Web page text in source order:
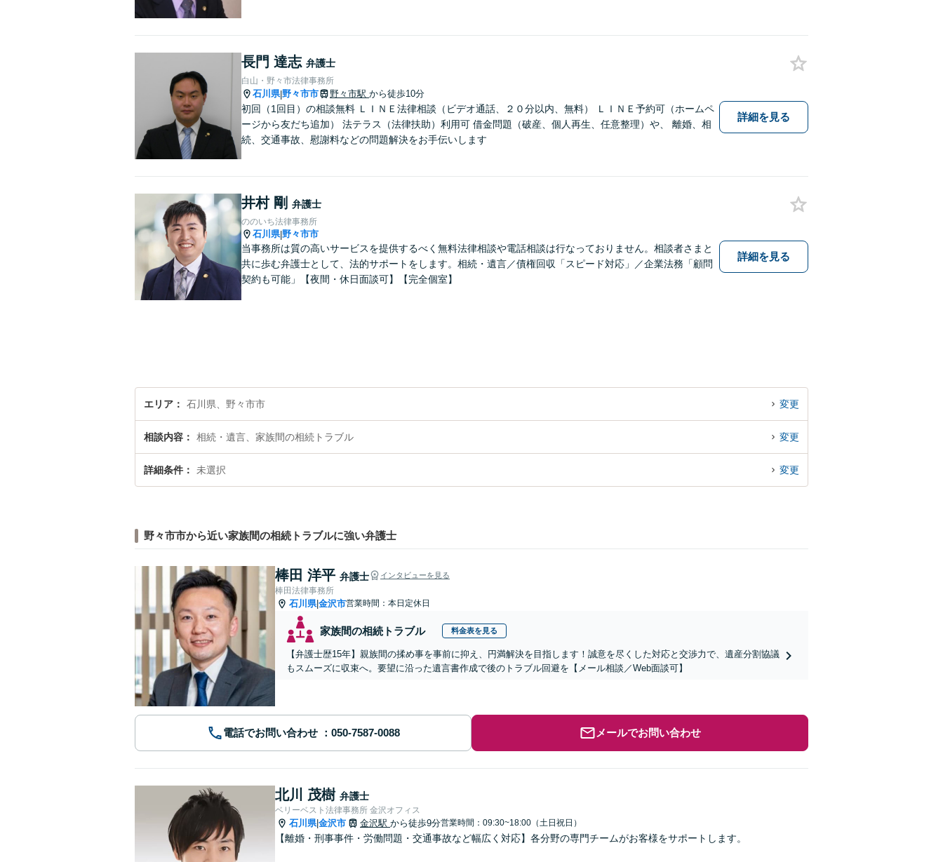
長門 達志 弁護士
白山・野々市法律事務所
石川県|野々市市 野々市駅 から徒歩10分
初回（1回目）の相談無料 ＬＩＮＥ法律相談（ビデオ通話、２０分以内、無料） ＬＩＮＥ予約可（ホームペ
ージから友だち追加） 法テラス（法律扶助）利用可 借金問題（破産、個人再生、任意整理）や、 離婚、相
続、交通事故、慰謝料などの問題解決をお手伝いします
詳細を見る
井村 剛 弁護士
ののいち法律事務所
石川県|野々市市
当事務所は質の高いサービスを提供するべく無料法律相談や電話相談は行なっておりません。相談者さまと
共に歩む弁護士として、法的サポートをします。相続・遺言／債権回収「スピード対応」／企業法務「顧問
契約も可能」【夜間・休日面談可】【完全個室】
詳細を見る
エリア 石川県、野々市市 変更
相談内容 相続・遺言、家族間の相続トラブル 変更
詳細条件 未選択 変更
野々市市から近い家族間の相続トラブルに強い弁護士
棒田 洋平 弁護士 インタビューを見る
棒田法律事務所
石川県|金沢市営業時間：本日定休日
家族間の相続トラブル 料金表を見る
【弁護士歴15年】親族間の揉め事を事前に抑え、円満解決を目指します！誠意を尽くした対応と交渉力で、遺産分割協議
もスムーズに収束へ。要望に沿った遺言書作成で後のトラブル回避を【メール相談／Web面談可】
電話でお問い合わせ メールでお問い合わせ
北川 茂樹 弁護士
ベリーベスト法律事務所 金沢オフィス
石川県|金沢市 金沢駅 から徒歩9分営業時間：09:30~18:00（土日祝日）
【離婚・刑事事件・労働問題・交通事故など幅広く対応】各分野の専門チームがお客様をサポートします。